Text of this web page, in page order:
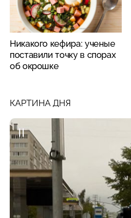
Никакого кефира: ученые
поставили точку в спорах
об окрошке
КАРТИНА ДНЯ